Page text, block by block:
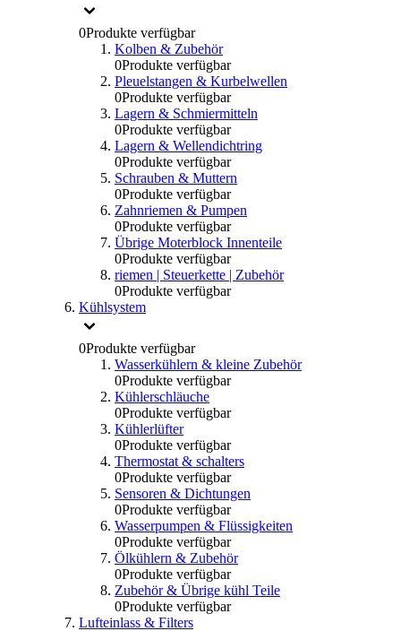
0Produkte verfügbar
Kolben & Zubehör
0Produkte verfügbar
Pleuelstangen & Kurbelwellen
0Produkte verfügbar
Lagern & Schmiermitteln
0Produkte verfügbar
Lagern & Wellendichtring
0Produkte verfügbar
Schrauben & Muttern
0Produkte verfügbar
Zahnriemen & Pumpen
0Produkte verfügbar
Übrige Moterblock Innenteile
0Produkte verfügbar
riemen | Steuerkette | Zubehör
0Produkte verfügbar
Kühlsystem
0Produkte verfügbar
Wasserkühlern & kleine Zubehör
0Produkte verfügbar
Kühlerschläuche
0Produkte verfügbar
Kühlerlüfter
0Produkte verfügbar
Thermostat & schalters
0Produkte verfügbar
Sensoren & Dichtungen
0Produkte verfügbar
Wasserpumpen & Flüssigkeiten
0Produkte verfügbar
Ölkühlern & Zubehör
0Produkte verfügbar
Zubehör & Übrige kühl Teile
0Produkte verfügbar
Lufteinlass & Filters